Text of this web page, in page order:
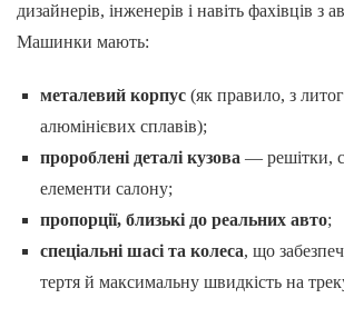
дизайнерів, інженерів і навіть фахівців з
Машинки мають:
металевий корпус(як правило, з
алюмінієвих сплавів);
пророблені деталі кузова — решітки,
елементи салону;
пропорції, близькі до реальних авто;
спеціальні шасі та колеса, що
тертя й максимальну швидкість на